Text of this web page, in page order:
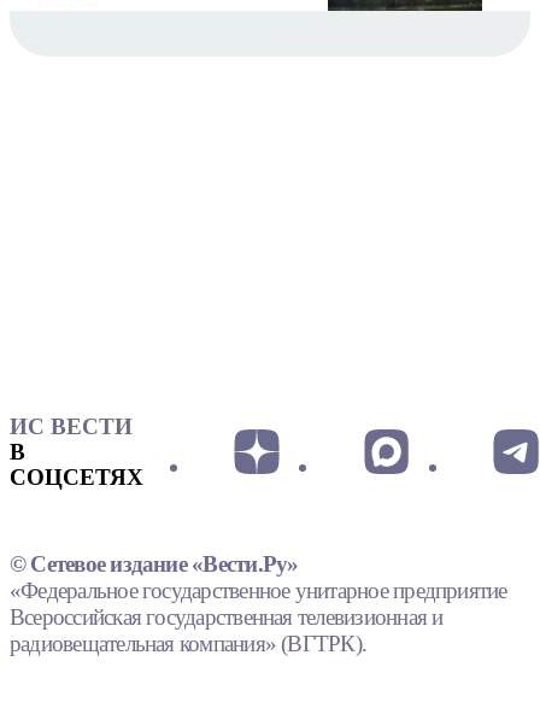
ИС ВЕСТИ
В
СОЦСЕТЯХ
© Сетевое издание «Вести.Ру»
«Федеральное государственное унитарное предприятие
Всероссийская государственная телевизионная и
радиовещательная компания» (ВГТРК).